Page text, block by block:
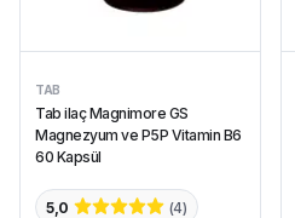
TAB
Tab ilaç Magnimore GS
Magnezyum ve P5P Vitamin B6
60 Kapsül
5,0 (4)